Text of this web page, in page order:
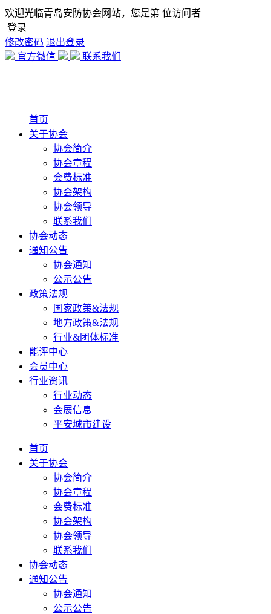
欢迎光临青岛安防协会网站，您是第 位访问者
登录
修改密码 退出登录
官方微信
联系我们
首页
关于协会
协会简介
协会章程
会费标准
协会架构
协会领导
联系我们
协会动态
通知公告
协会通知
公示公告
政策法规
国家政策&法规
地方政策&法规
行业&团体标准
能评中心
会员中心
行业资讯
行业动态
会展信息
平安城市建设
首页
关于协会
协会简介
协会章程
会费标准
协会架构
协会领导
联系我们
协会动态
通知公告
协会通知
公示公告